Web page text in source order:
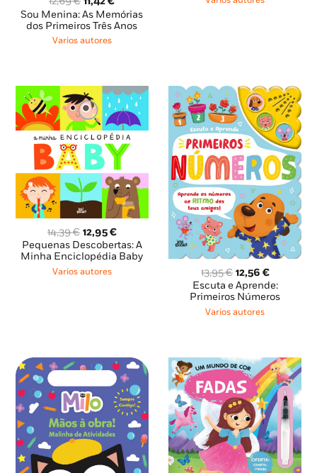
preço
original
era:
preço
atual
Sou Menina: As Memórias
dos Primeiros Três Anos
Varios autores
14,39€ O
preço
original
era:
12,95€O
preço
atual
Pequenas Descobertas: A
Minha Enciclopédia Baby
Varios autores 13,95€ O
preço
original
era:
12,56 €O
preço
atual
Escuta e Aprende:
Primeiros Números
Varios autores